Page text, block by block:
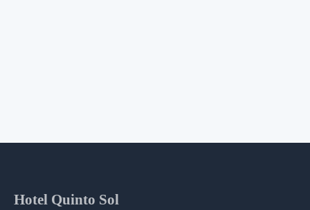
Hotel Quinto Sol